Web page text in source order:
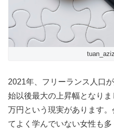
2021年、フリーランス人口
始以後最大の上昇幅となり
万円という現実があります
てよく学んでいない女性も